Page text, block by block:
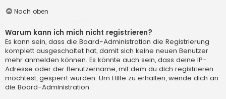
Nach oben
Warum kann ich mich nicht registrieren?
Es kann sein, dass die Board-Administration die Registrierung
komplett ausgeschaltet hat, damit sich keine neuen Benutzer
mehr anmelden können. Es könnte auch sein, dass deine IP-
Adresse oder der Benutzername, mit dem du dich registrieren
möchtest, gesperrt wurden. Um Hilfe zu erhalten, wende dich an
die Board-Administration.